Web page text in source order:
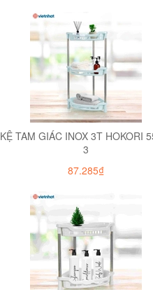
KỆ TAM GIÁC INOX 3T HOKORI
3
87.285₫